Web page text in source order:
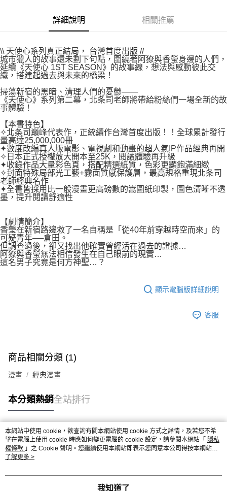
易，需依本服務之必要範圍內提供個人資料，並將交易相關給付款項請求債
https://aftee.tw/terms/#terms3
３．未成年的使用者請事先徵得法定代理人或監護人之同意方可使用
「AFTEE先享後付」，若未經同意申辦者引起之損失，本公司不負相關責
任。
時審查核予不同之上限額度；若仍有額度不足之情形，本公司將視審查結果
請求用戶進行身份認證。
５．嚴禁一人註冊多個帳號或使用他人資訊註冊。若發現惡意使用之情形，
恩沛科技股份有限公司將有權停止該用戶之使用額度並採取法律行動。
付款後7-11取貨
宅配
每筆NT$100，滿NT$800(含以上)免運費
國家/地區配送 查看運費
詳細說明 相關推薦
\\ 天使心系列真正結局， 台灣首度出版 //
城市獵人的故事還未劃下句點，圍繞著阿獠與香瑩身邊的人們，
延續《天使心 1ST SEASON》的故事線，想法與感動彼此交
織，搭建起過去與未來的橋梁！
掃蕩新宿的黑暗、清理人們的憂鬱——
《天使心》系列第二幕，北条司老師將帶給粉絲們一場全新的故
事體驗！
【本書特色】
✧北条司巔峰代表作，正統續作台灣首度出版！！全球累計發行
量高達25,000,000冊
✦數度改編真人版電影、電視劇和動畫的超人氣IP作品經典再開
✧日本正式授權放大開本至25K，閱讀體驗再升級
✦收錄作品大量彩色頁，搭配精選紙質，色彩更顯飽滿細緻
✧封面特殊局部光工藝+霧面質感保護層，最高規格重現北条司
老師經典名作
✦全書皆採用比一般漫畫更高磅數的嵩圖紙印製，圖色清晰不透
墨，提升閱讀舒適性
【劇情簡介】
香瑩在新宿路邊救了一名自稱是「從40年前穿越時空而來」的
可疑青年──倉田。
但調查過後，卻又找出他確實曾經活在過去的證據…
阿獠與香瑩無法相信發生在自己眼前的現實…
這名男子究竟是何方神聖…？
顯示電腦版詳細說明
客服
商品相關分類 (1)
漫畫 經典漫畫
本分類熱銷全站排行
熱門標籤
本網站中使用 cookie，欲查詢有關本網站使用 cookie 方式之詳情，及若您不希
望在電腦上使用 cookie 時應如何變更電腦的 cookie 設定，請參閱本網站「 隱私
權條款 」之 Cookie 聲明。您繼續使用本網站即表示您同意本公司得按本網站使
用條款之 Cookie 聲明使用 cookie。
了解更多 >
我知道了